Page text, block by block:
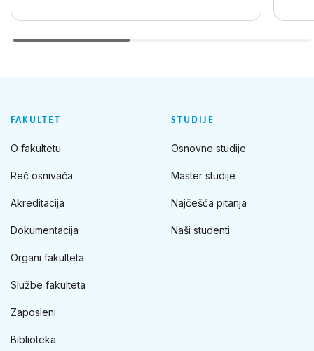
FAKULTET
O fakultetu
Reč osnivača
Akreditacija
Dokumentacija
Organi fakulteta
Službe fakulteta
Zaposleni
Biblioteka
STUDIJE
Osnovne studije
Master studije
Najčešća pitanja
Naši studenti